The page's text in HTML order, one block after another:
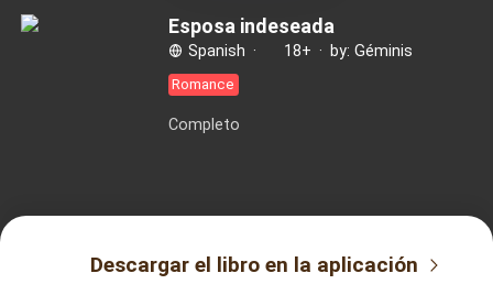
Esposa indeseada
Spanish · 18+ · by: Géminis
Romance
Completo
Descargar el libro en la aplicación